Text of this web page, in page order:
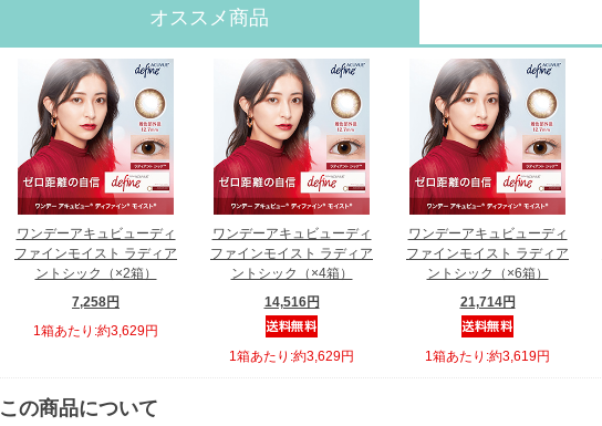
オススメ商品
ワンデーアキュビューディ
ファインモイスト ラディア
ントシック（×2箱）
7,258円
1箱あたり:約3,629円
ワンデーアキュビューディ
ファインモイスト ラディア
ントシック（×4箱）
14,516円
1箱あたり:約3,629円
ワンデーアキュビューディ
ファインモイスト ラディア
ントシック（×6箱）
21,714円
1箱あたり:約3,619円
この商品について